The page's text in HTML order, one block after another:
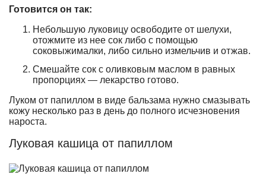
Готовится он так:
Небольшую луковицу освободите от шелухи,
отожмите из нее сок либо с помощью
соковыжималки, либо сильно измельчив и отжав.
Смешайте сок с оливковым маслом в равных
пропорциях — лекарство готово.
Луком от папиллом в виде бальзама нужно смазывать
кожу несколько раз в день до полного исчезновения
нароста.
Луковая кашица от папиллом